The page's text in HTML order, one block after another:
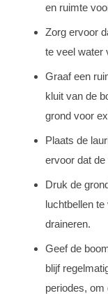
en ruimte
Zorg ervoor
te veel water
Graaf een
kluit van de
grond voor
Plaats de
ervoor dat
Druk de
luchtbellen
draineren.
Geef de
blijf
periodes, om